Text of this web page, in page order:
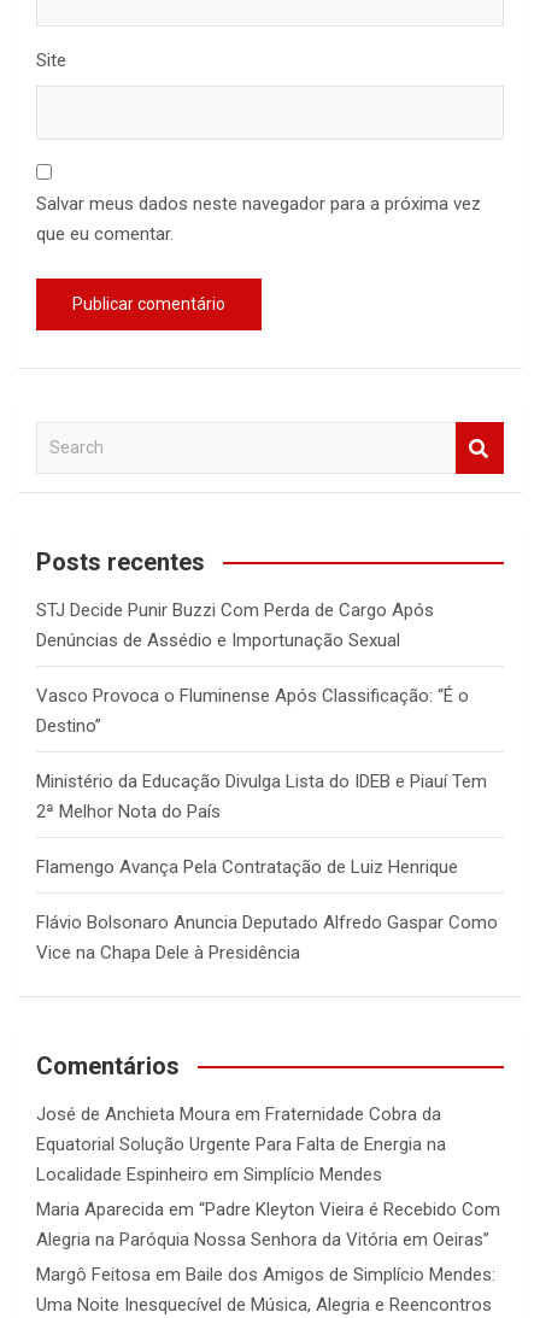
Site
Salvar meus dados neste navegador para a próxima vez
que eu comentar.
a
c
Posts recentes
STJ Decide Punir Buzzi Com Perda de Cargo Após
Denúncias de Assédio e Importunação Sexual
Vasco Provoca o Fluminense Após Classificação: “É o
Destino”
Ministério da Educação Divulga Lista do IDEB e Piauí Tem
2ª Melhor Nota do País
Flamengo Avança Pela Contratação de Luiz Henrique
Flávio Bolsonaro Anuncia Deputado Alfredo Gaspar Como
Vice na Chapa Dele à Presidência
Comentários
José de Anchieta Moura em Fraternidade Cobra da
Equatorial Solução Urgente Para Falta de Energia na
Localidade Espinheiro em Simplício Mendes
Maria Aparecida em “Padre Kleyton Vieira é Recebido Com
Alegria na Paróquia Nossa Senhora da Vitória em Oeiras”
Margô Feitosa em Baile dos Amigos de Simplício Mendes:
Uma Noite Inesquecível de Música, Alegria e Reencontros